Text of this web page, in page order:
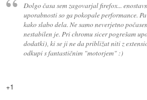
Dolgo časa sem zagovarjal firefox...
uporabnosti so ga pokopale performance.
kako slabo dela. Ne samo neverjetno
nestabilen je. Pri chromu sicer pogrešam
dodatki), ki se ji ne da približat niti z
odkupi s fantastičnim "motorjem" :)
+1